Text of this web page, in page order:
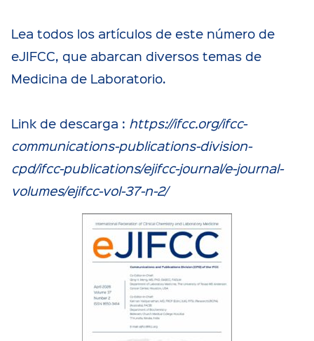
Lea todos los artículos de este número de
eJIFCC, que abarcan diversos temas de
Medicina de Laboratorio.
Link de descarga : https://ifcc.org/ifcc-
communications-publications-division-
cpd/ifcc-publications/ejifcc-journal/e-journal-
volumes/ejifcc-vol-37-n-2/